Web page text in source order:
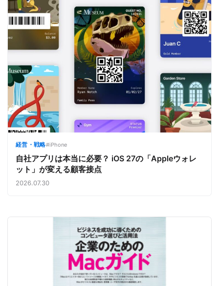
経営・戦略#iPhone
自社アプリは本当に必要？ iOS 27の「Appleウォレ
ット」が変える顧客接点
2026.07.30